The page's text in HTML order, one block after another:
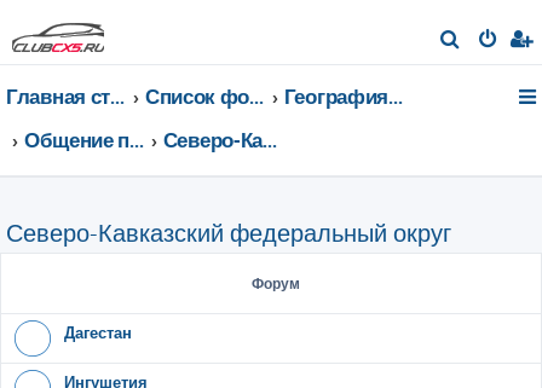
о
Главная страница Список форумов
География Клуба CX-5 CLUB
Общение по регионам
Северо-Кавказский федеральный округ
Северо-Кавказский федеральный округ
Форум
Дагестан
Ингушетия